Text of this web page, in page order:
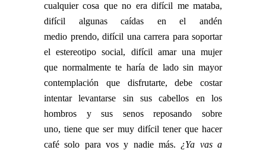
cualquier cosa que no era difícil me mataba,
difícil algunas caídas en el andén
medio prendo, difícil una carrera para soportar
el estereotipo social, difícil amar una mujer
que normalmente te haría de lado sin mayor
contemplación que disfrutarte, debe costar
intentar levantarse sin sus cabellos en los
hombros y sus senos reposando sobre
uno, tiene que ser muy difícil tener que hacer
café solo para vos y nadie más. ¿Ya vas a